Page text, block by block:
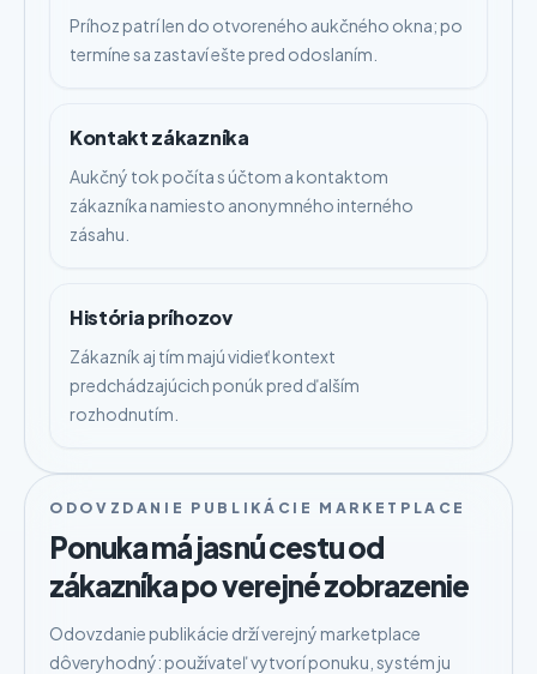
Príhoz patrí len do otvoreného aukčného okna; po
termíne sa zastaví ešte pred odoslaním.
Kontakt zákazníka
Aukčný tok počíta s účtom a kontaktom
zákazníka namiesto anonymného interného
zásahu.
História príhozov
Zákazník aj tím majú vidieť kontext
predchádzajúcich ponúk pred ďalším
rozhodnutím.
ODOVZDANIE PUBLIKÁCIE MARKETPLACE
Ponuka má jasnú cestu od
zákazníka po verejné zobrazenie
Odovzdanie publikácie drží verejný marketplace
dôveryhodný: používateľ vytvorí ponuku, systém ju